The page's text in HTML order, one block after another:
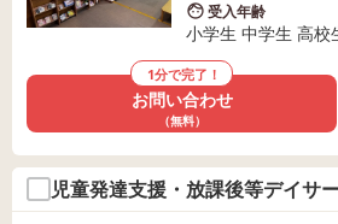
受入年齢
小学生 中学生 高校
1分で完了！
お問い合わせ
（無料）
児童発達支援・放課後等デイサ